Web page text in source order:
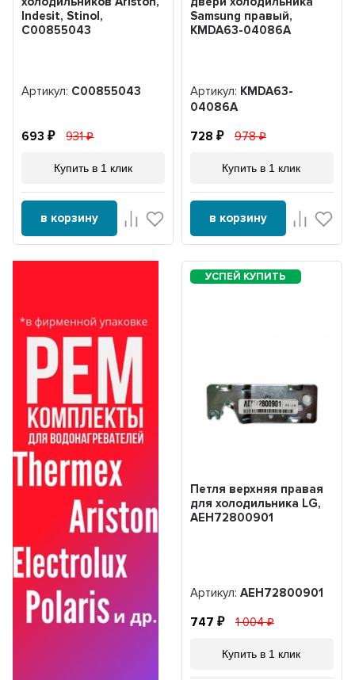
Indesit, Stinol,
C00855043
Артикул: C00855043
693 931
Купить в 1 клик
в корзину
Samsung правый,
KMDA63-04086A
Артикул: KMDA63-
04086A
728 978
Купить в 1 клик
в корзину
Петля верхняя правая
для холодильника LG,
AEH72800901
Артикул: AEH72800901
747 1 004
Купить в 1 клик